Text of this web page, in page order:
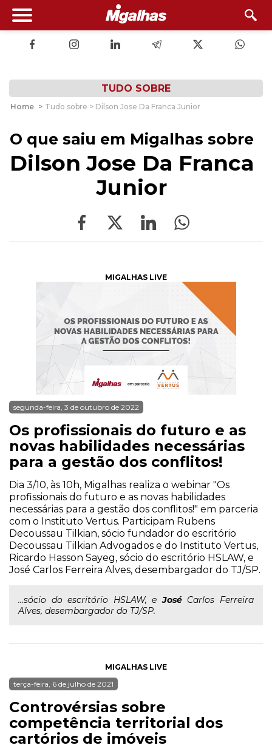
TUDO SOBRE
Home > Tudo sobre > Dilson Jose Da Franca Junior
O que saiu em Migalhas sobre
Dilson Jose Da Franca
Junior
MIGALHAS LIVE
segunda-feira, 3 de outubro de 2022
Os profissionais do futuro e as
novas habilidades necessárias
para a gestão dos conflitos!
Dia 3/10, às 10h, Migalhas realiza o webinar "Os
profissionais do futuro e as novas habilidades
necessárias para a gestão dos conflitos!" em parceria
com o Instituto Vertus. Participam Rubens
Decoussau Tilkian, sócio fundador do escritório
Decoussau Tilkian Advogados e do Instituto Vertus,
Ricardo Hasson Sayeg, sócio do escritório HSLAW, e
José Carlos Ferreira Alves, desembargador do TJ/SP.
...sócio do escritório HSLAW, eJoséCarlos Ferreira
Alves, desembargador do TJ/SP.
MIGALHAS LIVE
terça-feira, 6 de julho de 2021
Controvérsias sobre
competência territorial dos
cartórios de imóveis